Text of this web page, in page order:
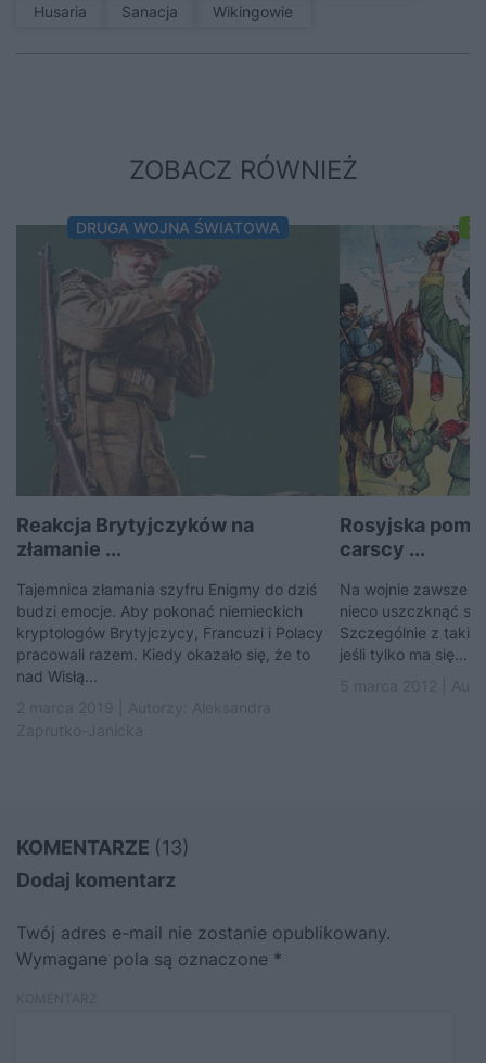
Husaria
sanacja Wikingowie
ZOBACZ RÓWNIEŻ
DRUGA WOJNA ŚWIATOWA
Reakcja Brytyjczyków na
złamanie ...
Tajemnica złamania szyfru Enigmy do dziś
budzi emocje. Aby pokonać niemieckich
kryptologów Brytyjczycy, Francuzi i Polacy
pracowali razem. Kiedy okazało się, że to
nad Wisłą...
Rosyjska
carscy ...
Na wojnie zawsze
nieco uszczknąć
Szczególnie z
jeśli tylko ma się...
KOMENTARZE (13)
Dodaj komentarz
Twój adres e-mail nie zostanie opublikowany.
Wymagane pola są oznaczone *